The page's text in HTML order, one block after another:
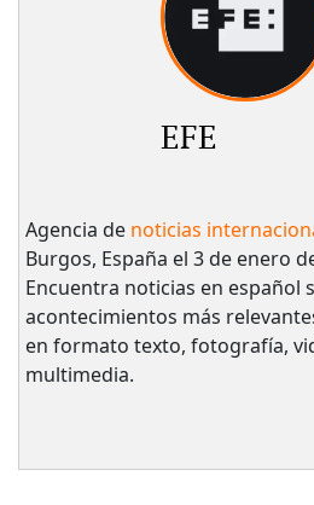
EFE
Agencia de noticias
Burgos, España el 3 de enero
Encuentra noticias en español
acontecimientos más
en formato texto, fotografía,
multimedia.